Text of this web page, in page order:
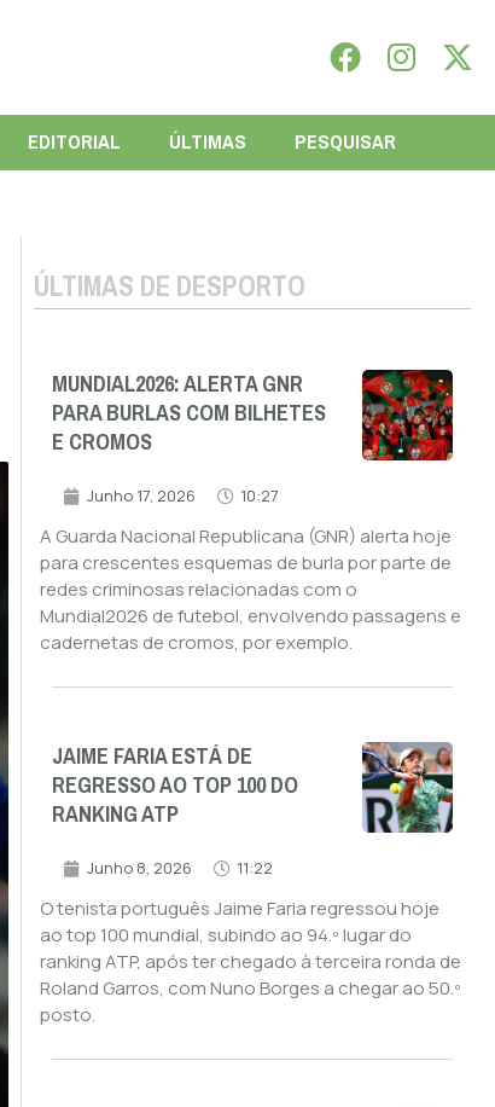
EDITORIAL ÚLTIMAS PESQUISAR
ÚLTIMAS DE DESPORTO
MUNDIAL2026: ALERTA GNR
PARA BURLAS COM BILHETES
E CROMOS
Junho 17, 2026 10:27
A Guarda Nacional Republicana (GNR) alerta hoje
para crescentes esquemas de burla por parte de
redes criminosas relacionadas com o
Mundial2026 de futebol, envolvendo passagens e
cadernetas de cromos, por exemplo.
JAIME FARIA ESTÁ DE
REGRESSO AO TOP 100 DO
RANKING ATP
Junho 8, 2026 11:22
O tenista português Jaime Faria regressou hoje
ao top 100 mundial, subindo ao 94.º lugar do
ranking ATP, após ter chegado à terceira ronda de
Roland Garros, com Nuno Borges a chegar ao 50.º
posto.